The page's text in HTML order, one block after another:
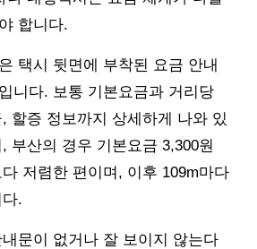
합니다.
택시 뒷면에 부착된 요금 안내
니다. 보통 기본요금과 거리당
할증 정보까지 상세하게 나와 있
부산의 경우 기본요금 3,300원
저렴한 편이며, 이후 109m마다
.
문이 없거나 잘 보이지 않는다